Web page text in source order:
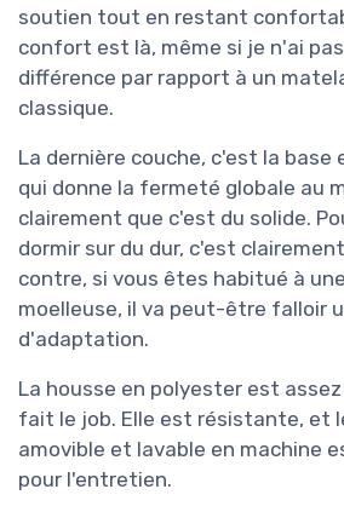
soutien tout en restant
confort est là, même si je n'ai
différence par rapport à un
classique.
La dernière couche, c'est la base
qui donne la fermeté globale au
clairement que c'est du solide.
dormir sur du dur, c'est
contre, si vous êtes habitué à
moelleuse, il va peut-être falloir
d'adaptation.
La housse en polyester est
fait le job. Elle est résistante, et
amovible et lavable en machine
pour l'entretien.